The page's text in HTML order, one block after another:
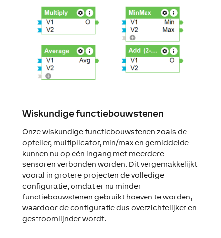
Wiskundige functiebouwstenen
Onze wiskundige functiebouwstenen zoals de
opteller, multiplicator, min/max en gemiddelde
kunnen nu op één ingang met meerdere
sensoren verbonden worden. Dit vergemakkelijkt
vooral in grotere projecten de volledige
configuratie, omdat er nu minder
functiebouwstenen gebruikt hoeven te worden,
waardoor de configuratie dus overzichtelijker en
gestroomlijnder wordt.